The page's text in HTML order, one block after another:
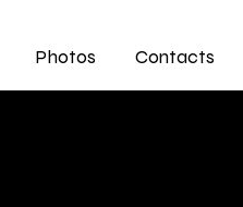
Photos Contacts